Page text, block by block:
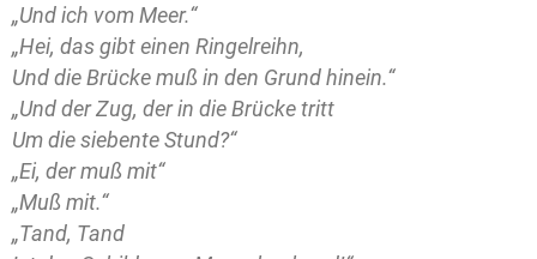
„Und ich vom Meer.“
„Hei, das gibt einen Ringelreihn,
Und die Brücke muß in den Grund hinein.“
„Und der Zug, der in die Brücke tritt
Um die siebente Stund?“
„Ei, der muß mit“
„Muß mit.“
„Tand, Tand